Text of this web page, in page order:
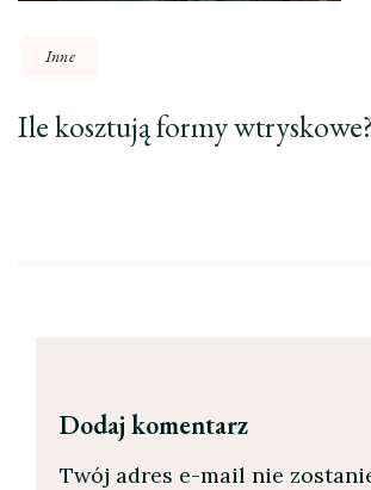
Inne
Ile kosztują formy wtryskowe?
Dodaj komentarz
Twój adres e-mail nie